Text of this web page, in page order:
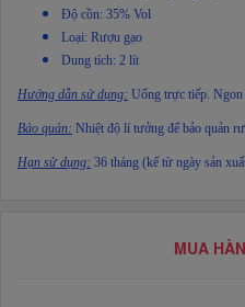
Độ cồn: 35% Vol
Loại: Rượu gạo
Dung tích: 2 lít
Hướng dẫn sử dụng: Uống trực tiếp.
Bảo quản: Nhiệt độ lí tưởng để bảo quản
Hạn sử dụng: 36 tháng (kể từ ngày sản
MUA